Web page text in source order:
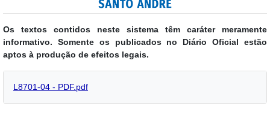
Os textos contidos neste sistema têm caráter meramente
informativo. Somente os publicados no Diário Oficial estão
aptos à produção de efeitos legais.
L8701-04 - PDF.pdf